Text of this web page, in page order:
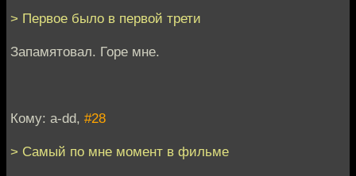
> Первое было в первой трети
Запамятовал. Горе мне.
Кому: a-dd, #28
> Самый по мне момент в фильме